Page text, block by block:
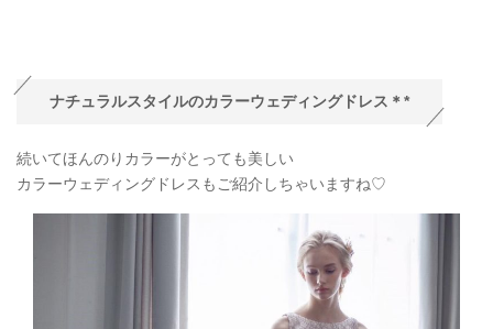
ナチュラルスタイルのカラーウェディングドレス＊*
続いてほんのりカラーがとっても美しい
カラーウェディングドレスもご紹介しちゃいますね♡